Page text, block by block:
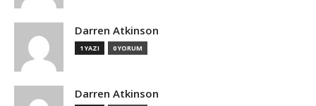
Darren Atkinson
1 YAZI 0 YORUM
Darren Atkinson